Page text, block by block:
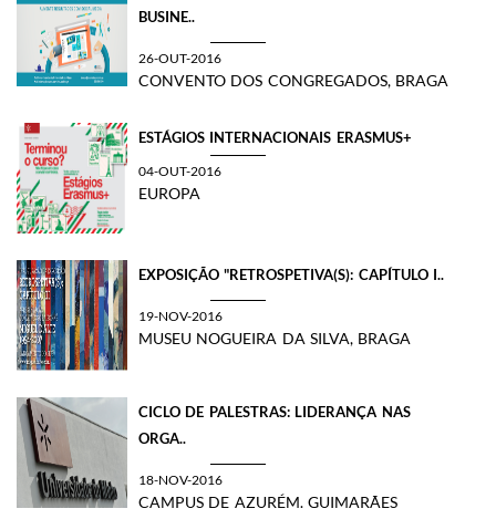
BUSINE..
26-OUT-2016
CONVENTO DOS CONGREGADOS, BRAGA
ESTÁGIOS INTERNACIONAIS ERASMUS+
04-OUT-2016
EUROPA
EXPOSIÇÃO "RETROSPETIVA(S): CAPÍTULO I..
19-NOV-2016
MUSEU NOGUEIRA DA SILVA, BRAGA
CICLO DE PALESTRAS: LIDERANÇA NAS
ORGA..
18-NOV-2016
CAMPUS DE AZURÉM. GUIMARÃES